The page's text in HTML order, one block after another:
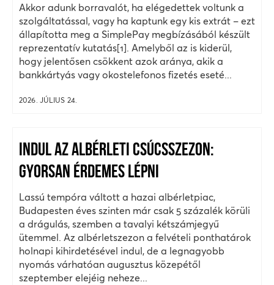
Akkor adunk borravalót, ha elégedettek voltunk a
szolgáltatással, vagy ha kaptunk egy kis extrát – ezt
állapította meg a SimplePay megbízásából készült
reprezentatív kutatás[1]. Amelyből az is kiderül,
hogy jelentősen csökkent azok aránya, akik a
bankkártyás vagy okostelefonos fizetés eseté...
2026. JÚLIUS 24.
INDUL AZ ALBÉRLETI CSÚCSSZEZON:
GYORSAN ÉRDEMES LÉPNI
Lassú tempóra váltott a hazai albérletpiac,
Budapesten éves szinten már csak 5 százalék körüli
a drágulás, szemben a tavalyi kétszámjegyű
ütemmel. Az albérletszezon a felvételi ponthatárok
holnapi kihirdetésével indul, de a legnagyobb
nyomás várhatóan augusztus közepétől
szeptember elejéig neheze...